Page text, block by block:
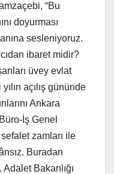
“Bu
doyurması
sesleniyoruz.
ibaret midir?
üvey evlat
açılış gününde
Ankara
İş Genel
zamları ile
Buradan
Bakanlığı